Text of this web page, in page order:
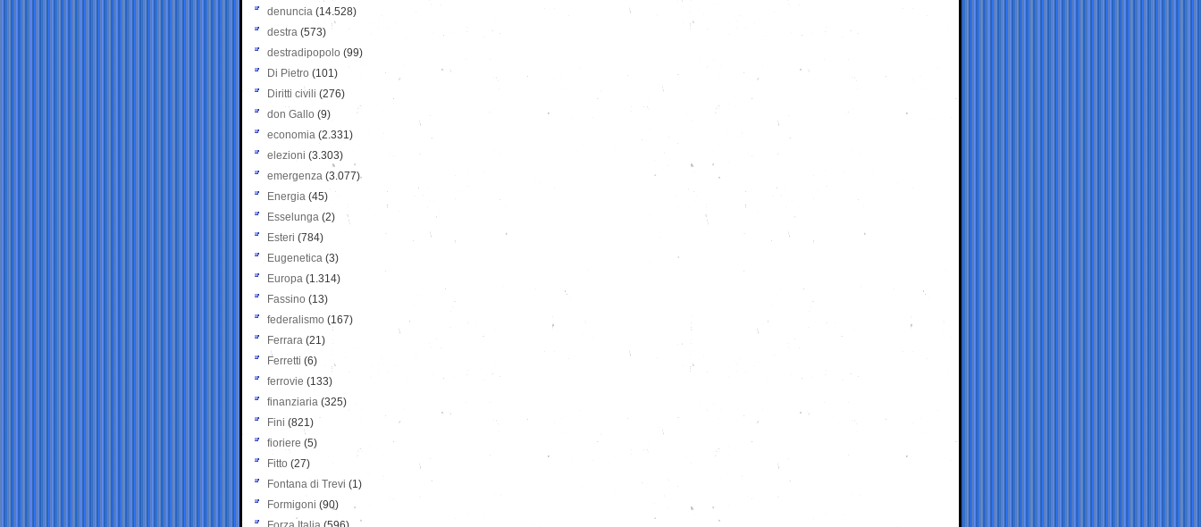
denuncia (14.528)
destra (573)
destradipopolo (99)
Di Pietro (101)
Diritti civili (276)
don Gallo (9)
economia (2.331)
elezioni (3.303)
emergenza (3.077)
Energia (45)
Esselunga (2)
Esteri (784)
Eugenetica (3)
Europa (1.314)
Fassino (13)
federalismo (167)
Ferrara (21)
Ferretti (6)
ferrovie (133)
finanziaria (325)
Fini (821)
fioriere (5)
Fitto (27)
Fontana di Trevi (1)
Formigoni (90)